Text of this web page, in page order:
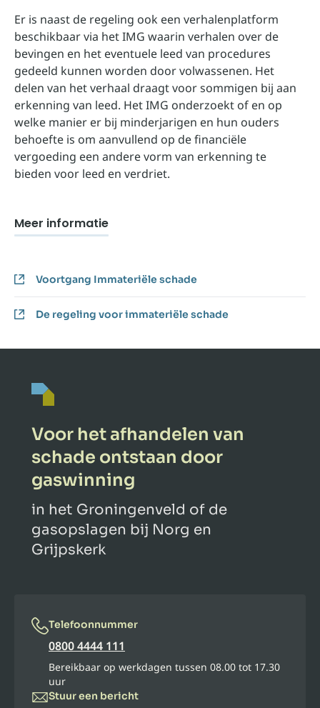
Er is naast de regeling ook een verhalenplatform
beschikbaar via het IMG waarin verhalen over de
bevingen en het eventuele leed van procedures
gedeeld kunnen worden door volwassenen. Het
delen van het verhaal draagt voor sommigen bij aan
erkenning van leed. Het IMG onderzoekt of en op
welke manier er bij minderjarigen en hun ouders
behoefte is om aanvullend op de financiële
vergoeding een andere vorm van erkenning te
bieden voor leed en verdriet.
Meer informatie
Voortgang Immateriële schade
De regeling voor immateriële schade
Voor het afhandelen van
schade ontstaan door
gaswinning
in het Groningenveld of de
gasopslagen bij Norg en
Grijpskerk
Telefoonnummer
0800 4444 111
Bereikbaar op werkdagen tussen 08.00 tot 17.30
uur
Stuur een bericht